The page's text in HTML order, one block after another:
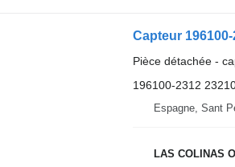
Capteur
Pièce détachée -
196100-2312
Espagne, Sant
LAS COLINAS